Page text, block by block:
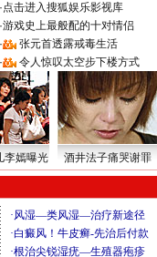
·点击进入搜狐娱乐影视库
·游戏史上最般配的十对情侣
·
张元首透露戒毒生活
· 令人惊叹太空步下楼方式
李嫣曝光 酒井法子痛哭谢罪